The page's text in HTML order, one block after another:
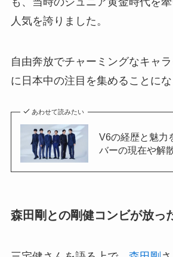
人気を誇りました。
自由奔放でチャーミングなキャ
に日本中の注目を集めることにな
あわせて読みたい
V6の経歴と魅力
バーの現在や解
森田剛との剛健コンビが放っ